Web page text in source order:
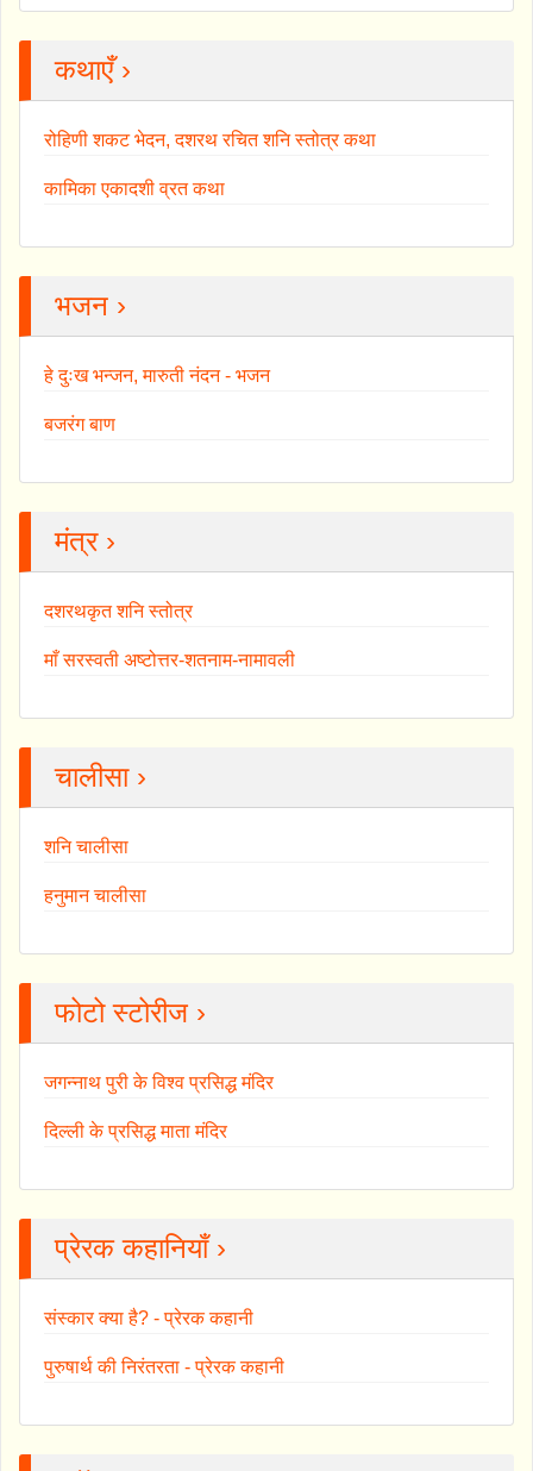
कथाएँ ›
रोहिणी शकट भेदन, दशरथ रचित शनि स्तोत्र कथा
कामिका एकादशी व्रत कथा
भजन ›
हे दुःख भन्जन, मारुती नंदन - भजन
बजरंग बाण
मंत्र ›
दशरथकृत शनि स्तोत्र
माँ सरस्वती अष्टोत्तर-शतनाम-नामावली
चालीसा ›
शनि चालीसा
हनुमान चालीसा
फोटो स्टोरीज ›
जगन्नाथ पुरी के विश्व प्रसिद्ध मंदिर
दिल्ली के प्रसिद्ध माता मंदिर
प्रेरक कहानियाँ ›
संस्कार क्या है? - प्रेरक कहानी
पुरुषार्थ की निरंतरता - प्रेरक कहानी